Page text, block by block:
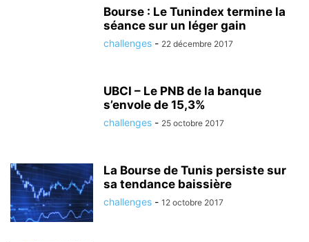
Bourse : Le Tunindex termine la
séance sur un léger gain
challenges - 22 décembre 2017
UBCI – Le PNB de la banque
s’envole de 15,3%
challenges - 25 octobre 2017
La Bourse de Tunis persiste sur
sa tendance baissière
challenges - 12 octobre 2017